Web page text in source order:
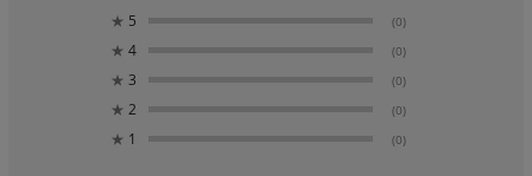
★ 5 (0)
★ 4 (0)
★ 3 (0)
★ 2 (0)
★ 1 (0)